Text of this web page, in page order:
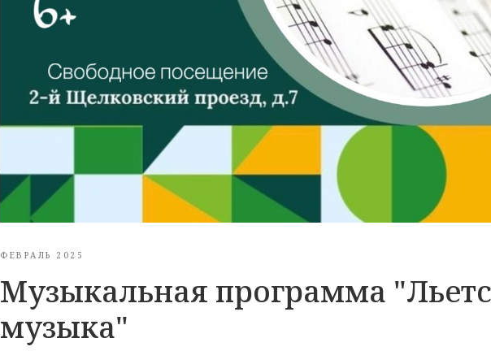
ФЕВРАЛЬ 2025
Музыкальная программа
музыка"